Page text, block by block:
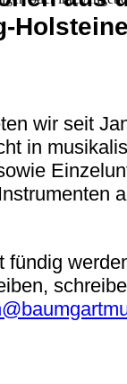
wir seit
in
fündig